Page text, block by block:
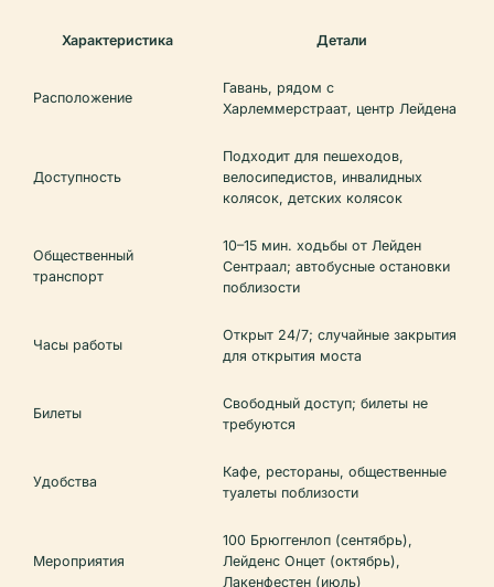
Характеристика Детали
Расположение
Гавань, рядом с
Харлеммерстраат, центр Лейдена
Доступность
Подходит для пешеходов,
велосипедистов, инвалидных
колясок, детских колясок
Общественный
транспорт
10–15 мин. ходьбы от Лейден
Сентраал; автобусные остановки
поблизости
Часы работы
Открыт 24/7; случайные закрытия
для открытия моста
Билеты
Свободный доступ; билеты не
требуются
Удобства
Кафе, рестораны, общественные
туалеты поблизости
Мероприятия
100 Брюггенлоп (сентябрь),
Лейденс Онцет (октябрь),
Лакенфестен (июль)